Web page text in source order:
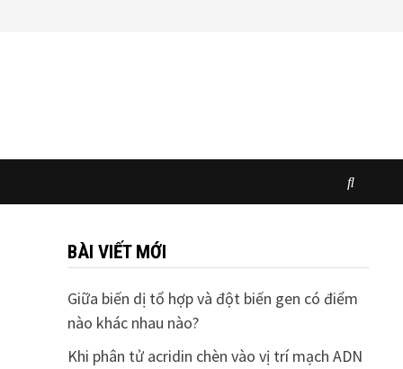
BÀI VIẾT MỚI
Giữa biến dị tổ hợp và đột biến gen có điểm
nào khác nhau nào?
Khi phân tử acridin chèn vào vị trí mạch ADN